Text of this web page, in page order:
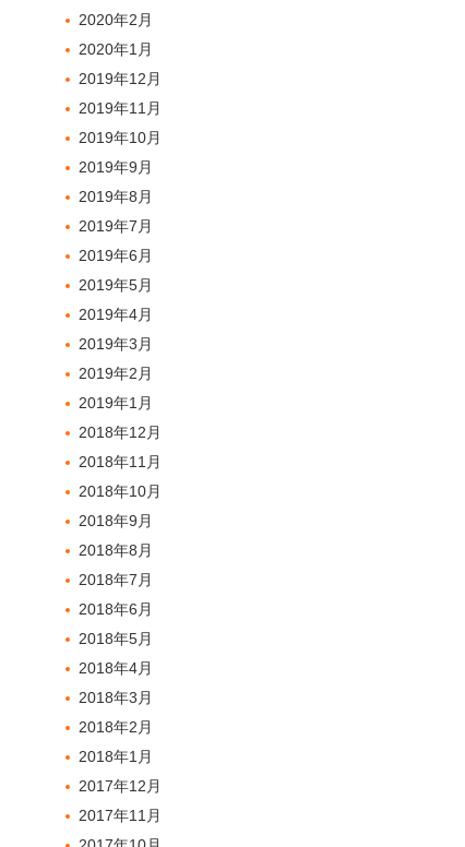
2020年2月
2020年1月
2019年12月
2019年11月
2019年10月
2019年9月
2019年8月
2019年7月
2019年6月
2019年5月
2019年4月
2019年3月
2019年2月
2019年1月
2018年12月
2018年11月
2018年10月
2018年9月
2018年8月
2018年7月
2018年6月
2018年5月
2018年4月
2018年3月
2018年2月
2018年1月
2017年12月
2017年11月